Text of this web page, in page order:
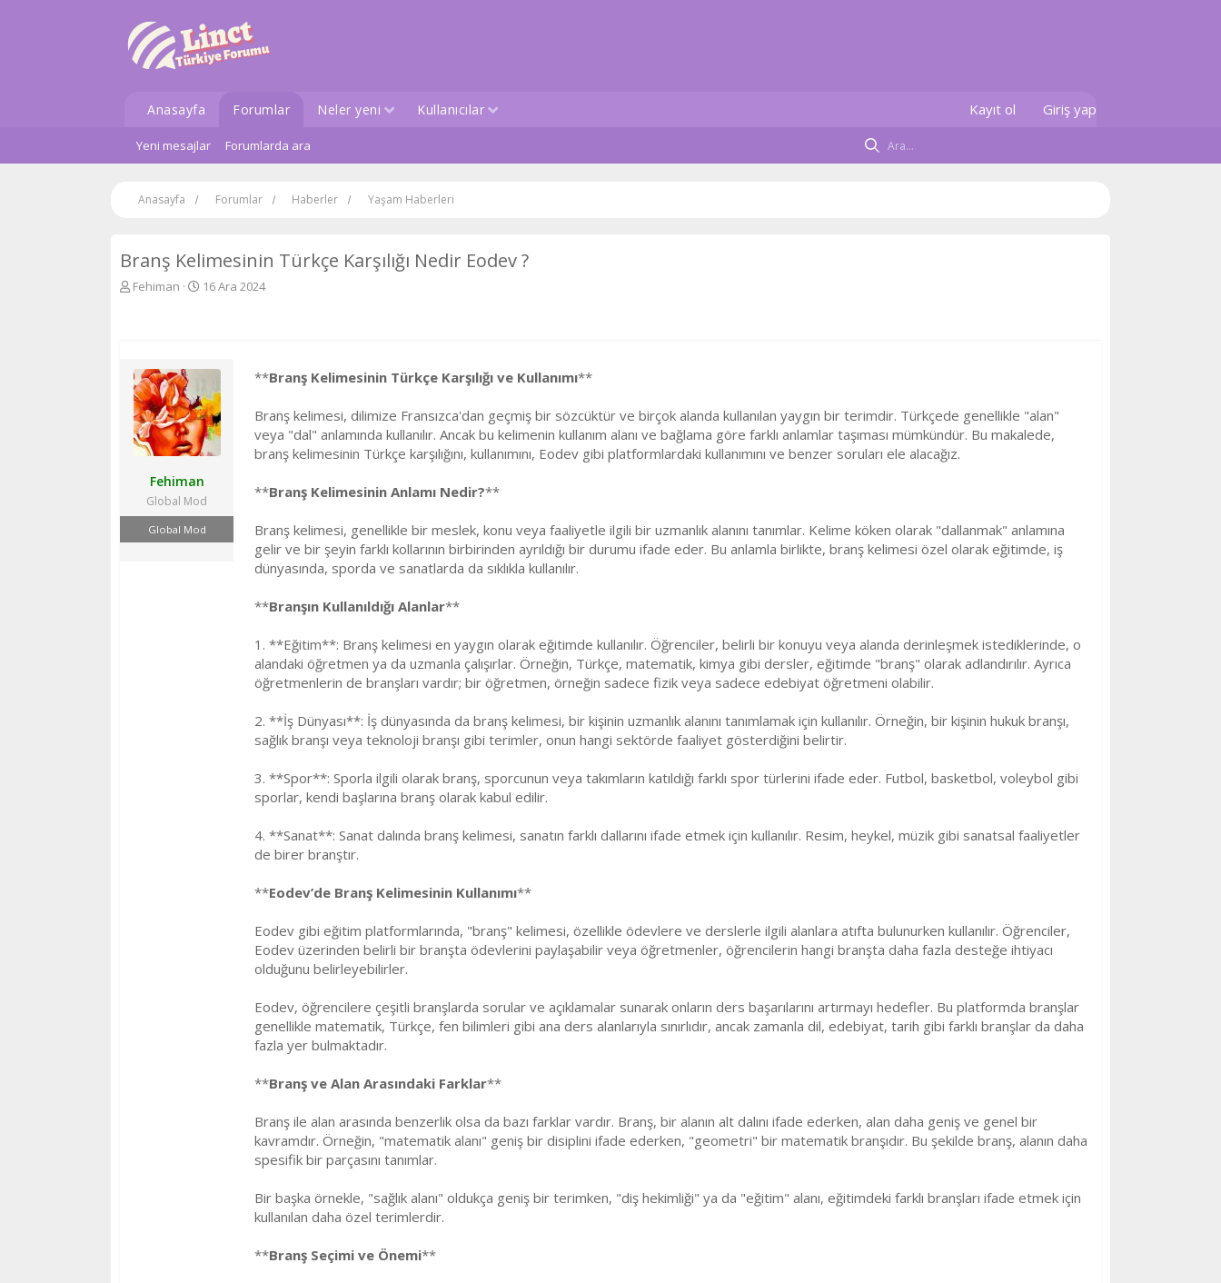
Anasayfa Forumlar Neler yeni Kullanıcılar Kayıt ol Giriş yap
Yeni mesajlar Forumlarda ara
Anasayfa Forumlar Haberler Yaşam Haberleri
Branş Kelimesinin Türkçe Karşılığı Nedir Eodev ?
K
u
b
a
ş
l
a
Fehiman
B
n
ı
ç
t
a
i
h
i
16 Ara 2024
Fehiman
Global Mod
Global Mod
**Branş Kelimesinin Türkçe Karşılığı ve Kullanımı**
Branş kelimesi, dilimize Fransızca'dan geçmiş bir sözcüktür ve birçok alanda kullanılan yaygın bir terimdir. Türkçede genellikle "alan"
veya "dal" anlamında kullanılır. Ancak bu kelimenin kullanım alanı ve bağlama göre farklı anlamlar taşıması mümkündür. Bu makalede,
branş kelimesinin Türkçe karşılığını, kullanımını, Eodev gibi platformlardaki kullanımını ve benzer soruları ele alacağız.
**Branş Kelimesinin Anlamı Nedir?**
Branş kelimesi, genellikle bir meslek, konu veya faaliyetle ilgili bir uzmanlık alanını tanımlar. Kelime köken olarak "dallanmak" anlamına
gelir ve bir şeyin farklı kollarının birbirinden ayrıldığı bir durumu ifade eder. Bu anlamla birlikte, branş kelimesi özel olarak eğitimde, iş
dünyasında, sporda ve sanatlarda da sıklıkla kullanılır.
**Branşın Kullanıldığı Alanlar**
1. **Eğitim**: Branş kelimesi en yaygın olarak eğitimde kullanılır. Öğrenciler, belirli bir konuyu veya alanda derinleşmek istediklerinde, o
alandaki öğretmen ya da uzmanla çalışırlar. Örneğin, Türkçe, matematik, kimya gibi dersler, eğitimde "branş" olarak adlandırılır. Ayrıca
öğretmenlerin de branşları vardır; bir öğretmen, örneğin sadece fizik veya sadece edebiyat öğretmeni olabilir.
2. **İş Dünyası**: İş dünyasında da branş kelimesi, bir kişinin uzmanlık alanını tanımlamak için kullanılır. Örneğin, bir kişinin hukuk branşı,
sağlık branşı veya teknoloji branşı gibi terimler, onun hangi sektörde faaliyet gösterdiğini belirtir.
3. **Spor**: Sporla ilgili olarak branş, sporcunun veya takımların katıldığı farklı spor türlerini ifade eder. Futbol, basketbol, voleybol gibi
sporlar, kendi başlarına branş olarak kabul edilir.
4. **Sanat**: Sanat dalında branş kelimesi, sanatın farklı dallarını ifade etmek için kullanılır. Resim, heykel, müzik gibi sanatsal faaliyetler
de birer branştır.
**Eodev’de Branş Kelimesinin Kullanımı**
Eodev gibi eğitim platformlarında, "branş" kelimesi, özellikle ödevlere ve derslerle ilgili alanlara atıfta bulunurken kullanılır. Öğrenciler,
Eodev üzerinden belirli bir branşta ödevlerini paylaşabilir veya öğretmenler, öğrencilerin hangi branşta daha fazla desteğe ihtiyacı
olduğunu belirleyebilirler.
Eodev, öğrencilere çeşitli branşlarda sorular ve açıklamalar sunarak onların ders başarılarını artırmayı hedefler. Bu platformda branşlar
genellikle matematik, Türkçe, fen bilimleri gibi ana ders alanlarıyla sınırlıdır, ancak zamanla dil, edebiyat, tarih gibi farklı branşlar da daha
fazla yer bulmaktadır.
**Branş ve Alan Arasındaki Farklar**
Branş ile alan arasında benzerlik olsa da bazı farklar vardır. Branş, bir alanın alt dalını ifade ederken, alan daha geniş ve genel bir
kavramdır. Örneğin, "matematik alanı" geniş bir disiplini ifade ederken, "geometri" bir matematik branşıdır. Bu şekilde branş, alanın daha
spesifik bir parçasını tanımlar.
Bir başka örnekle, "sağlık alanı" oldukça geniş bir terimken, "diş hekimliği" ya da "eğitim" alanı, eğitimdeki farklı branşları ifade etmek için
kullanılan daha özel terimlerdir.
**Branş Seçimi ve Önemi**